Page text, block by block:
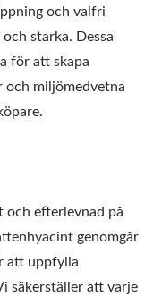
och valfri
starka. Dessa
för att skapa
och miljömedvetna
och efterlevnad på
genomgår
att uppfylla
säkerställer att varje